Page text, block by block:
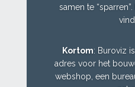
samen te
Kortom: Buroviz
adres voor het
webshop, een